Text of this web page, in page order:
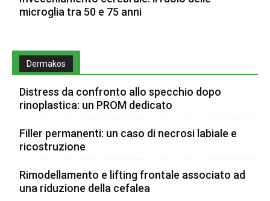
microglia tra 50 e 75 anni
Dermakos
Distress da confronto allo specchio dopo
rinoplastica: un PROM dedicato
Filler permanenti: un caso di necrosi labiale e
ricostruzione
Rimodellamento e lifting frontale associato ad
una riduzione della cefalea